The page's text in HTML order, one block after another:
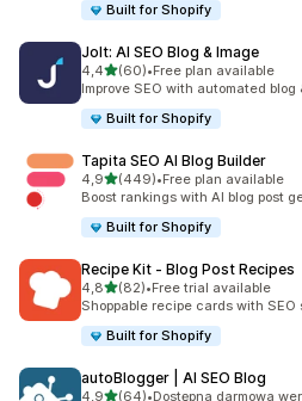
Built for Shopify
Jolt: AI SEO Blog & Image
4,4na 5 gwiazdek
(60)
Łączna liczba recenzji: 60
•Free plan available
Improve SEO with automated
Built for Shopify
Tapita SEO AI Blog Builder
4,9na 5 gwiazdek
(449)
Łączna liczba recenzji: 449
•Free plan available
Boost rankings with AI blog post
Built for Shopify
Recipe Kit ‑ Blog Post Recipes
4,8na 5 gwiazdek
(82)
Łączna liczba recenzji: 82
•Free trial available
Shoppable recipe cards with
Built for Shopify
autoBlogger | AI SEO Blog
4,9na 5 gwiazdek
(64)•Dostępna darmowa